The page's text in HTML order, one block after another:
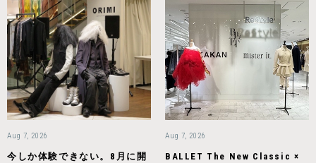
Aug 7, 2026
今しか体験できない。8月に開
Aug 7, 2026
BALLET The New Classic ×